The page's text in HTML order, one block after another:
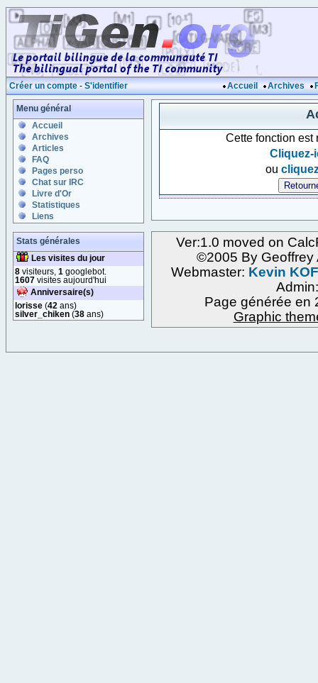
Créer un compte - S'identifier Accueil Archives
Menu général
Accueil
Archives
Articles
FAQ
Pages perso
Chat sur IRC
Livre d'Or
Statistiques
Liens
Stats générales
Les visites du jour
8 visiteurs, 1 googlebot.
1607 visites aujourd'hui
Anniversaire(s)
lorisse (42 ans)
silver_chiken (38 ans)
Cette fonction est
Cliquez-
ou
Ver:1.0 moved on
©2005 By Geoffrey
Webmaster: Kevin
Page générée en
Graphic